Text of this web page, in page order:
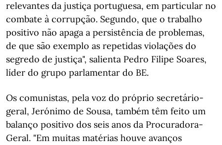
relevantes da justiça portuguesa, em particular no
combate à corrupção. Segundo, que o trabalho
positivo não apaga a persistência de problemas,
de que são exemplo as repetidas violações do
segredo de justiça", salienta Pedro Filipe Soares,
líder do grupo parlamentar do BE.
Os comunistas, pela voz do próprio secretário-
geral, Jerónimo de Sousa, também têm feito um
balanço positivo dos seis anos da Procuradora-
Geral. "Em muitas matérias houve avanços